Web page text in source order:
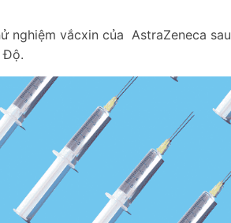
nghiệm vắcxin của AstraZeneca sau
Độ.